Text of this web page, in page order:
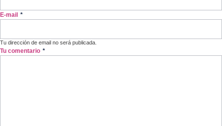
E-mail *
Tu dirección de email no será publicada.
Tu comentario *